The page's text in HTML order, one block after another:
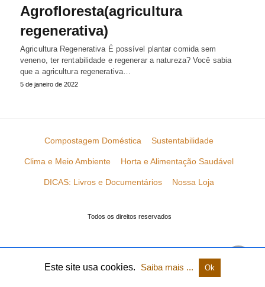
Agrofloresta(agricultura
regenerativa)
Agricultura Regenerativa É possível plantar comida sem
veneno, ter rentabilidade e regenerar a natureza? Você sabia
que a agricultura regenerativa…
5 de janeiro de 2022
Compostagem Doméstica Sustentabilidade
Clima e Meio Ambiente Horta e Alimentação Saudável
DICAS: Livros e Documentários Nossa Loja
Todos os direitos reservados
Este site usa cookies. Saiba mais ... Ok